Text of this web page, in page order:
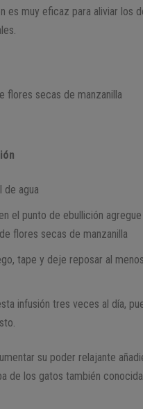
es muy eficaz para aliviar los
flores secas de manzanilla
de agua
el punto de ebullición
flores secas de manzanilla
tape y deje reposar al
infusión tres veces al día,
su poder relajante
de los gatos también